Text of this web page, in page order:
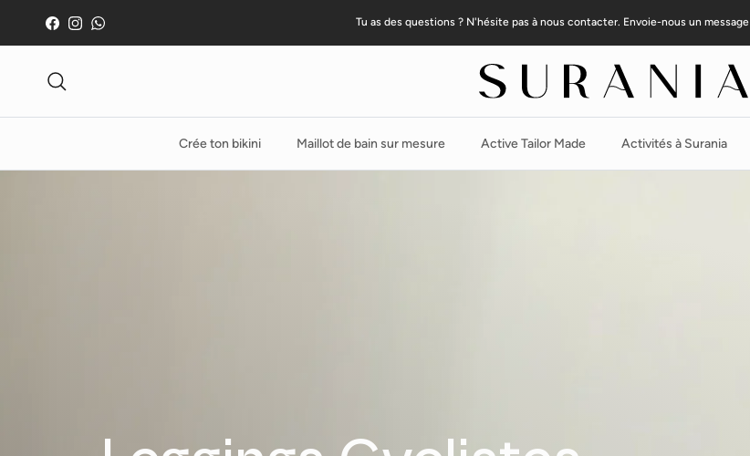
Facebook
InstagramWhatsApp Tu as des questions ? N'hésite pas à nous contacter. Envoie-nous un message
Crée ton bikini Maillot de bain sur mesure Active Tailor Made Activités à Surania